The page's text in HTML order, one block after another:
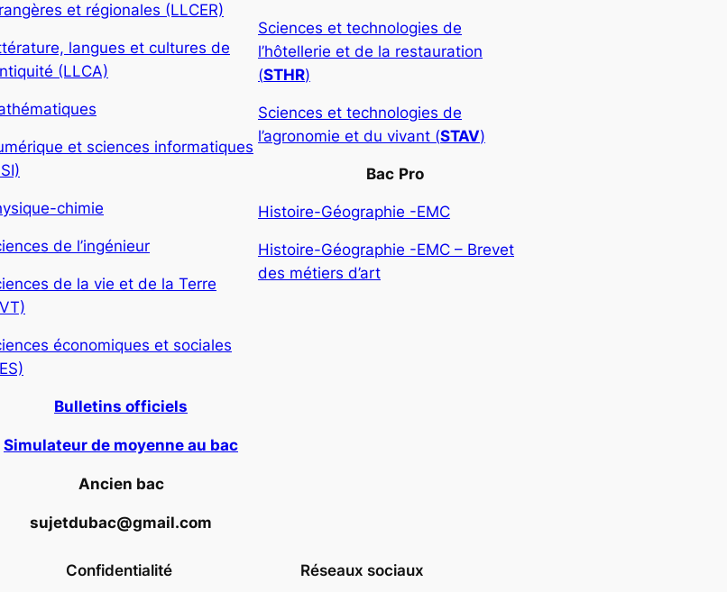
et régionales (LLCER)
langues et cultures de
(LLCA)
et sciences informatiques
chimie
de l’ingénieur
de la vie et de la Terre
économiques et sociales
Sciences et technologies de
l’hôtellerie et de la restauration
(STHR)
Sciences et technologies de
l’agronomie et du vivant (STAV)
Bac Pro
Histoire-Géographie -EMC
Histoire-Géographie -EMC – Brevet
des métiers d’art
Bulletins officiels
Simulateur de moyenne au bac
Ancien bac
sujetdubac@gmail.com
Confidentialité Réseaux sociaux